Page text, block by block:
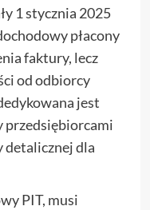
1 stycznia 2025
płacony
faktury, lecz
od odbiorcy
jest
przedsiębiorcami
detalicznej dla
PIT, musi